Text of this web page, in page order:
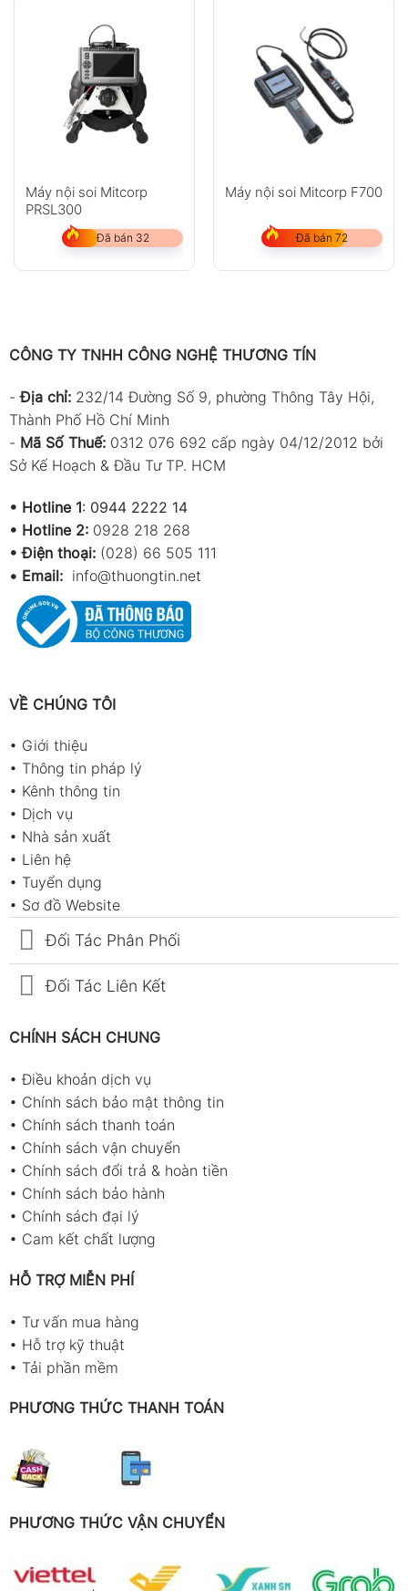
Máy nội soi Mitcorp
PRSL300
Đã bán 32
Máy nội soi Mitcorp F700
Đã bán 72
CÔNG TY TNHH CÔNG NGHỆ THƯƠNG TÍN
-Địa chỉ: 232/14 Đường Số 9, phường Thông Tây Hội,
Thành Phố Hồ Chí Minh
- Mã Số Thuế: 0312 076 692 cấp ngày 04/12/2012 bởi
Sở Kế Hoạch & Đầu Tư TP. HCM
• Hotline 1: 0944 2222 14
• Hotline 2: 0928 218 268
• Điện thoại: (028) 66 505 111
• Email: info@thuongtin.net
VỀ CHÚNG TÔI
• Giới thiệu
• Thông tin pháp lý
• Kênh thông tin
• Dịch vụ
• Nhà sản xuất
• Liên hệ
• Tuyển dụng
• Sơ đồ Website
Đối Tác Phân Phối
Đối Tác Liên Kết
CHÍNH SÁCH CHUNG
•Điều khoản dịch vụ
• Chính sách bảo mật thông tin
• Chính sách thanh toán
• Chính sách vận chuyển
• Chính sách đổi trả & hoàn tiền
• Chính sách bảo hành
• Chính sách đại lý
• Cam kết chất lượng
HỖ TRỢ MIỄN PHÍ
• Tư vấn mua hàng
• Hỗ trợ kỹ thuật
• Tải phần mềm
PHƯƠNG THỨC THANH TOÁN
PHƯƠNG THỨC VẬN CHUYỂN